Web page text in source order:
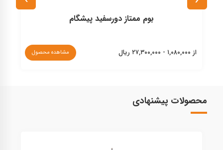
بوم ممتاز دورسفید پیشگام
از ۱,۰۸۰,۰۰۰ - ۲۷,۳۰۰,۰۰۰ ریال مشاهده محصول
محصولات پیشنهادی